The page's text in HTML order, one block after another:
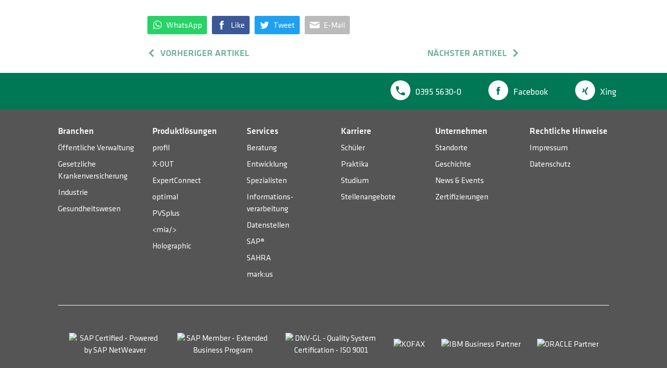
WhatsApp Like Tweet E-Mail
VORHERIGER ARTIKEL NÄCHSTER ARTIKEL
0395 5630-0 Facebook Xing
Branchen
Öffentliche Verwaltung
Gesetzliche
Krankenversicherung
Industrie
Gesundheitswesen
Produktlösungen
profil
X-OUT
ExpertConnect
optimal
PVSplus
<mia/>
Holographic
Services
Beratung
Entwicklung
Spezialisten
Informations­
verarbeitung
Datenstellen
SAP®
SAHRA
mark:us
Karriere
Schüler
Praktika
Studium
Stellenangebote
Unternehmen
Standorte
Geschichte
News & Events
Zertifizierungen
Rechtliche Hinweise
Impressum
Datenschutz